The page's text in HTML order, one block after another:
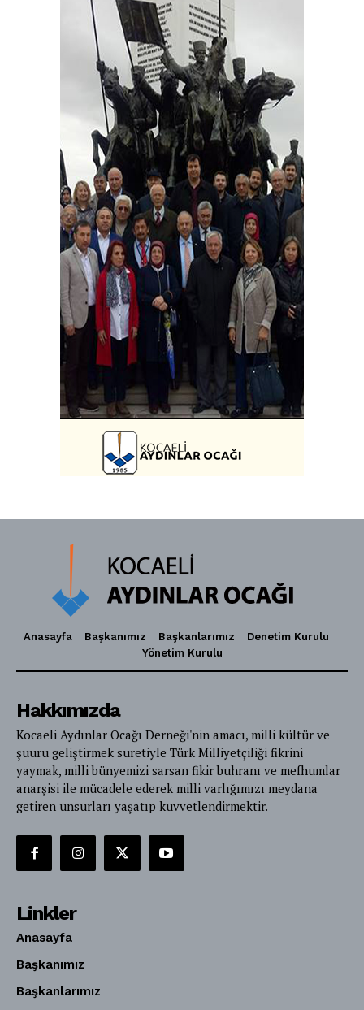
Anasayfa Başkanımız Başkanlarımız
Denetim Kurulu
Yönetim Kurulu
Hakkımızda
Kocaeli Aydınlar Ocağı Derneği'nin amacı, milli kültür ve
şuuru geliştirmek suretiyle Türk Milliyetçiliği fikrini
yaymak, milli bünyemizi sarsan fikir buhranı ve mefhumlar
anarşisi ile mücadele ederek milli varlığımızı meydana
getiren unsurları yaşatıp kuvvetlendirmektir.
Linkler
Anasayfa
Başkanımız
Başkanlarımız